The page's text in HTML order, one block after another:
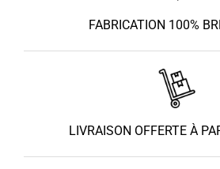
FABRICATION 100%
LIVRAISON OFFERTE À